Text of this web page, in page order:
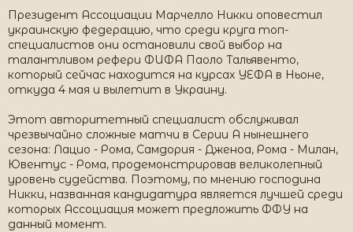
Президент Ассоциации Марчелло Никки оповестил
украинскую федерацию, что среди круга топ-
специалистов они остановили свой выбор на
талантливом рефери ФИФА Паоло Тальявенто,
который сейчас находится на курсах УЕФА в Ньоне,
откуда 4 мая и вылетит в Украину.
Этот авторитетный специалист обслуживал
чрезвычайно сложные матчи в Серии А нынешнего
сезона: Лацио - Рома, Самдория - Дженоа, Рома - Милан,
Ювентус - Рома, продемонстрировав великолепный
уровень судейства. Поэтому, по мнению господина
Никки, названная кандидатура является лучшей среди
которых Ассоциация может предложить ФФУ на
данный момент.